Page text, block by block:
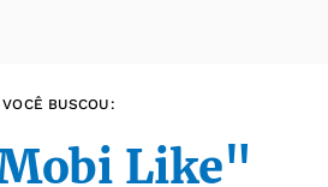
VOCÊ BUSCOU:
Like"